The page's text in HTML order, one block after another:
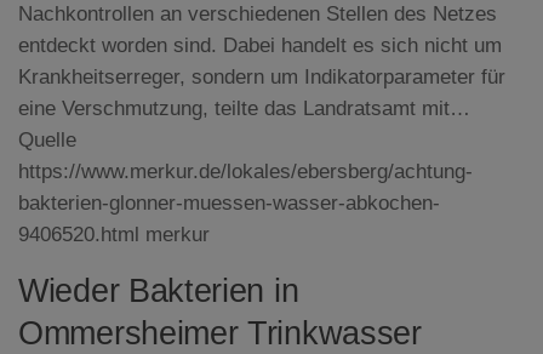
Nachkontrollen an verschiedenen Stellen des Netzes
entdeckt worden sind. Dabei handelt es sich nicht um
Krankheitserreger, sondern um Indikatorparameter für
eine Verschmutzung, teilte das Landratsamt mit…
Quelle
https://www.merkur.de/lokales/ebersberg/achtung-
bakterien-glonner-muessen-wasser-abkochen-
9406520.html merkur
Wieder Bakterien in
Ommersheimer Trinkwasser